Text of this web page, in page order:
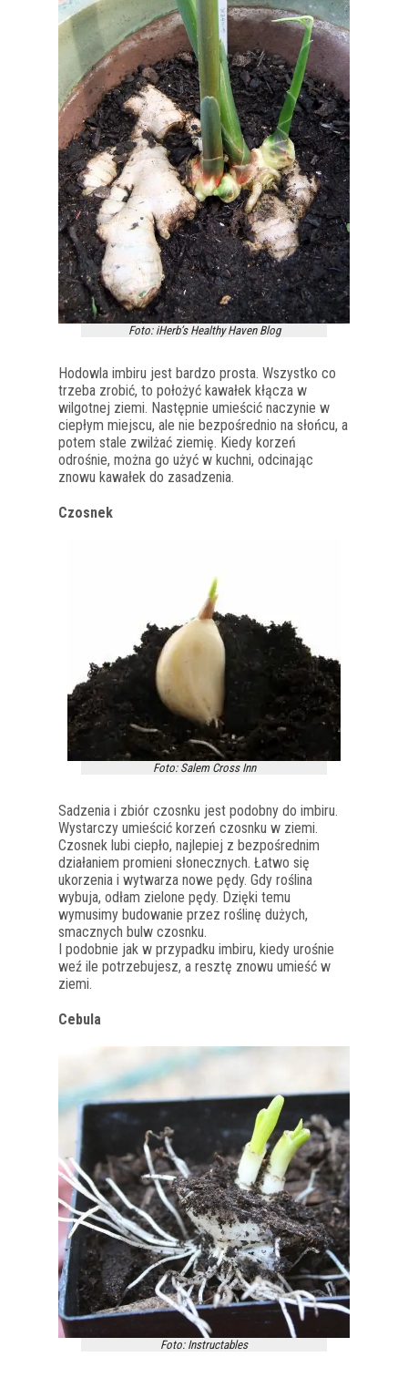
Foto: iHerb’s Healthy Haven Blog
Hodowla imbiru jest bardzo prosta. Wszystko co
trzeba zrobić, to położyć kawałek kłącza w
wilgotnej ziemi. Następnie umieścić naczynie w
ciepłym miejscu, ale nie bezpośrednio na słońcu, a
potem stale zwilżać ziemię. Kiedy korzeń
odrośnie, można go użyć w kuchni, odcinając
znowu kawałek do zasadzenia.
Czosnek
Foto: Salem Cross Inn
Sadzenia i zbiór czosnku jest podobny do imbiru.
Wystarczy umieścić korzeń czosnku w ziemi.
Czosnek lubi ciepło, najlepiej z bezpośrednim
działaniem promieni słonecznych. Łatwo się
ukorzenia i wytwarza nowe pędy. Gdy roślina
wybuja, odłam zielone pędy. Dzięki temu
wymusimy budowanie przez roślinę dużych,
smacznych bulw czosnku.
I podobnie jak w przypadku imbiru, kiedy urośnie
weź ile potrzebujesz, a resztę znowu umieść w
ziemi.
Cebula
Foto: Instructables